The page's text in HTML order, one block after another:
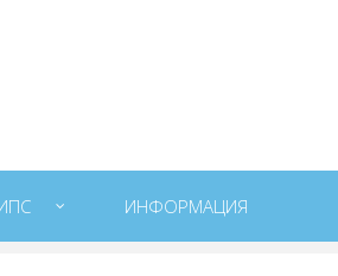
ИНФОРМАЦИЯ